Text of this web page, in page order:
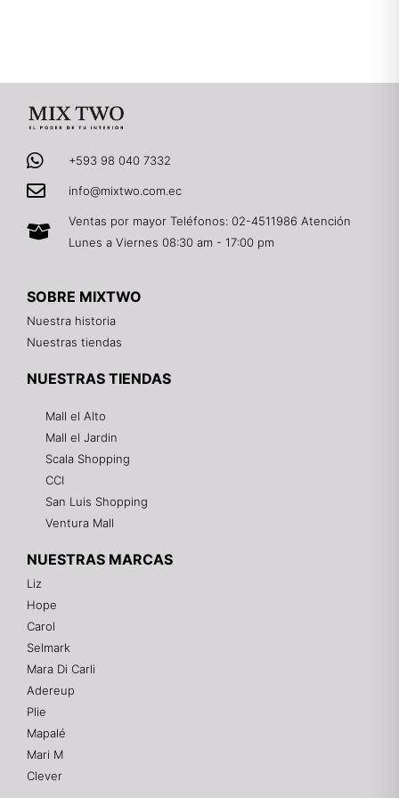
+593 98 040 7332
info@mixtwo.com.ec
Ventas por mayor Teléfonos: 02-4511986 Atención
Lunes a Viernes 08:30 am - 17:00 pm
SOBRE MIXTWO
Nuestra historia
Nuestras tiendas
NUESTRAS TIENDAS
Mall el Alto
Mall el Jardin
Scala Shopping
CCI
San Luis Shopping
Ventura Mall
NUESTRAS MARCAS
Liz
Hope
Carol
Selmark
Mara Di Carli
Adereup
Plie
Mapalé
Mari M
Clever
¡Hola! 👋
Gracias por visitarnos. Te asesoramos
personalmente con tu compra: tallas, envíos y
pagos.
Recuerda: 10% de descuento en tu primera compra